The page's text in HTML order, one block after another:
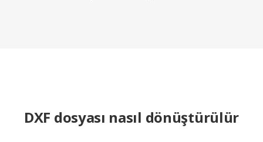
DXF dosyası nasıl dönüştürülür